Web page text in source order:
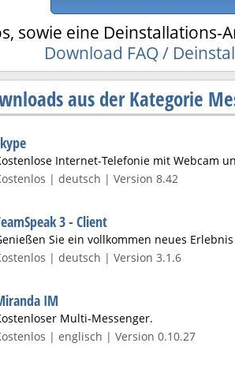
sowie eine Deinstallations-
Download FAQ /
aus der Kategorie
Internet-Telefonie mit Webcam
| deutsch | Version 8.42
3 - Client
Sie ein vollkommen neues
| deutsch | Version 3.1.6
IM
Multi-Messenger.
| englisch | Version 0.10.27